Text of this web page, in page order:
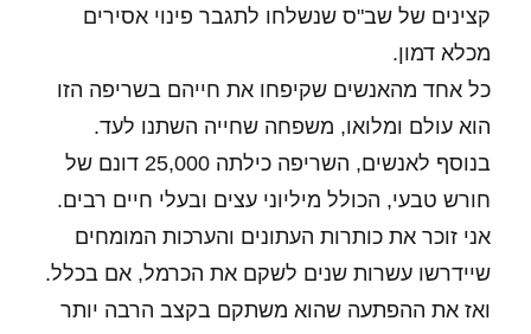
קצינים של שב"ס שנשלחו לתגבר פינוי אסירים
מכלא דמון.
כל אחד מהאנשים שקיפחו את חייהם בשריפה הזו
הוא עולם ומלואו, משפחה שחייה השתנו לעד.
בנוסף לאנשים, השריפה כילתה 25,000 דונם של
חורש טבעי, הכולל מיליוני עצים ובעלי חיים רבים.
אני זוכר את כותרות העתונים והערכות המומחים
שיידרשו עשרות שנים לשקם את הכרמל, אם בכלל.
ואז את ההפתעה שהוא משתקם בקצב הרבה יותר